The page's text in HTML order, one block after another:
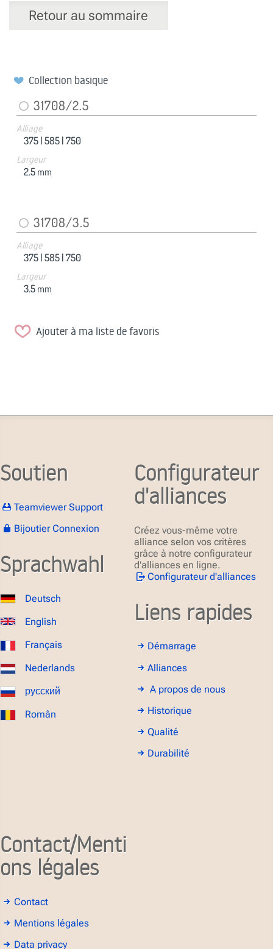
Retour au sommaire
Collection basique
31708/2.5
Alliage
375 |585 |750
Largeur
2.5 mm
31708/3.5
Alliage
375 |585 |750
Largeur
3.5 mm
Ajouter à ma liste de favoris
Soutien
Teamviewer Support
Bijoutier Connexion
Sprachwahl
Deutsch
English
Français
Nederlands
русский
Român
Configurateur
d'alliances
Créez vous-même votre
alliance selon vos critères
grâce à notre configurateur
d'alliances en ligne.
Configurateur d'alliances
Liens rapides
Démarrage
Alliances
A propos de nous
Historique
Qualité
Durabilité
Contact/Menti
ons légales
Contact
Mentions légales
Data privacy